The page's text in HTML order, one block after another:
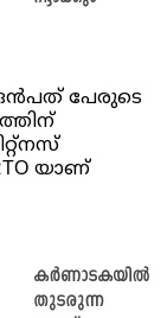
പേരുടെ
യാണ്
കര്‍ണാടകയില്‍
തുടരുന്ന